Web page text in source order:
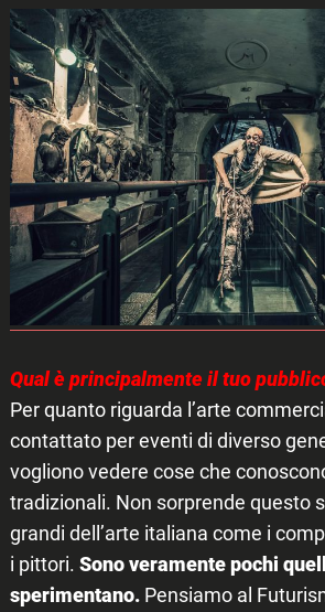
Qual è principalmente il tuo
Per quanto riguarda l’arte
contattato per eventi di diverso
vogliono vedere cose che
tradizionali. Non sorprende questo
grandi dell’arte italiana come i
i pittori. Sono veramente pochi
sperimentano. Pensiamo al